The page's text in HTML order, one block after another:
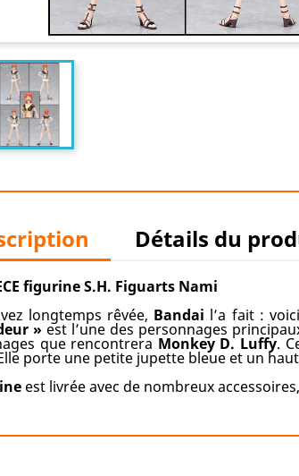
Détails du
figurine S.H. Figuarts Nami
longtemps rêvée, Bandai l’a fait :
» est l’une des personnages
que rencontrera Monkey D. Luffy.
porte une petite jupette bleue et un
est livrée avec de nombreux